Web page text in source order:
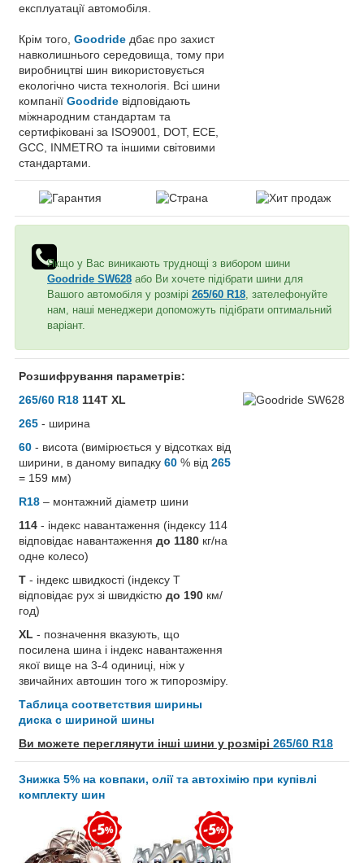
експлуатації автомобіля.
Крім того, Goodride дбає про захист
навколишнього середовища, тому при
виробництві шин використовується
екологічно чиста технологія. Всі шини
компанії Goodride відповідають
міжнародним стандартам та
сертифіковані за ISO9001, DOT, ECE,
GCC, INMETRO та іншими світовими
стандартами.
Якщо у Вас виникають труднощі з вибором шини
Goodride SW628 або Ви хочете підібрати шини для
Вашого автомобіля у розмірі 265/60 R18 , зателефонуйте
нам, наші менеджери допоможуть підібрати оптимальний
варіант.
Розшифрування параметрів:
265/60 R18 114T XL
265 - ширина
60 - висота (вимірюється у відсотках від
ширини, в даному випадку 60 % від 265
= 159 мм)
R18 – монтажний діаметр шини
114 - індекс навантаження (індексу 114
відповідає навантаження до 1180 кг/на
одне колесо)
T - індекс швидкості (індексу T
відповідає рух зі швидкістю до 190 км/
год)
XL - позначення вказують, що
посилена шина і індекс навантаження
якої вище на 3-4 одиниці, ніж у
звичайних автошин того ж типорозміру.
Таблица соответствия ширины
диска с шириной шины
Ви можете переглянути інші шини у розмірі 265/60 R18
Знижка 5% на ковпаки, олії та автохімію при купівлі
комплекту шин